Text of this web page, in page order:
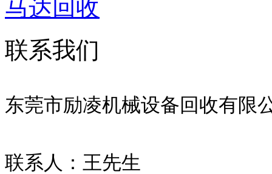
马达回收
联系我们
东莞市励凌机械设备回收有限
联系人：王先生